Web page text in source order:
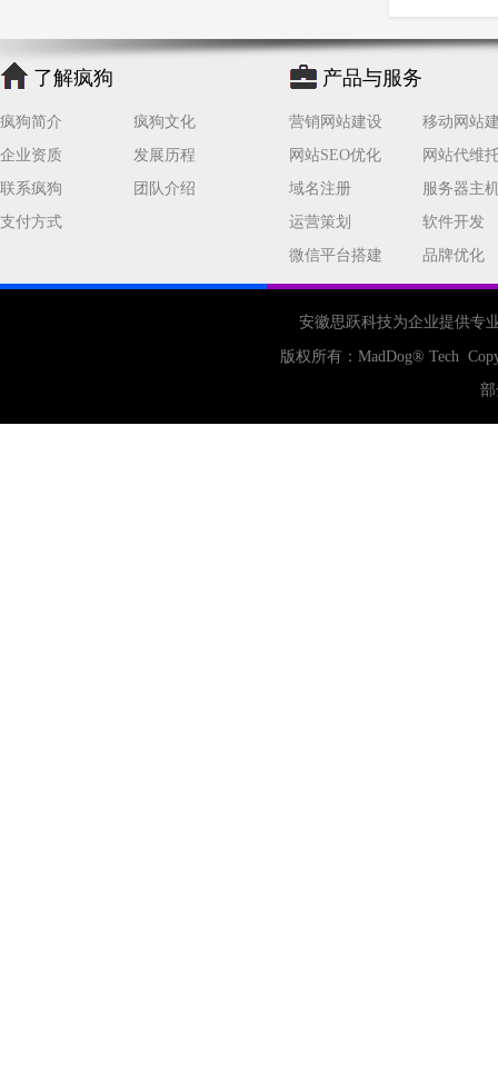
网站备案 电商 技术 原因
网页
了解疯狗
疯狗简介
疯狗文化
企业资质
发展历程
联系疯狗
团队介绍
支付方式
产品与服务
营销网站建设
移动网站
网站SEO优化
网站代维
域名注册
服务器主
运营策划
软件开发
微信平台搭建
品牌优化
安徽思跃科技为企业提供专
版权所有： MadDog® Tech